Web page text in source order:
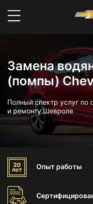
Замена
(помпы)
Полный спектр услуг по
и ремонту Шевроле
Опыт работы